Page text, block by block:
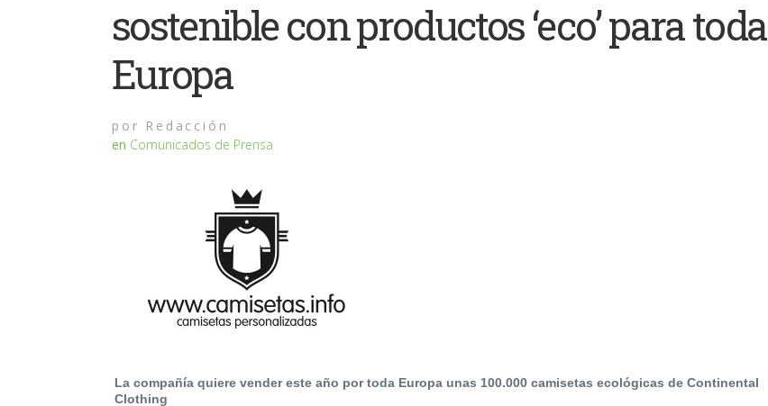
sostenible con productos ‘eco’ para toda
Europa
por Redacción
en Comunicados de Prensa
La compañía quiere vender este año por toda Europa unas 100.000 camisetas ecológicas de Continental
Clothing